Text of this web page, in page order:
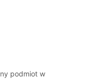
podmiot w